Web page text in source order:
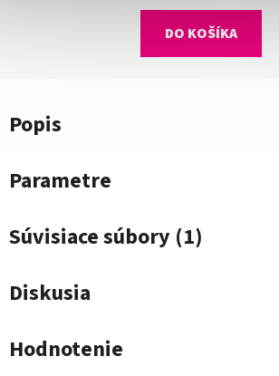
DO KOŠÍKA
Popis
Parametre
Súvisiace súbory (1)
Diskusia
Hodnotenie